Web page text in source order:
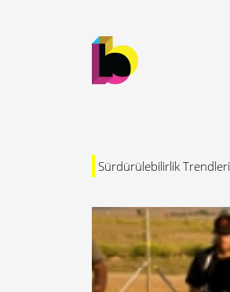
Sürdürülebilirlik Trendleri